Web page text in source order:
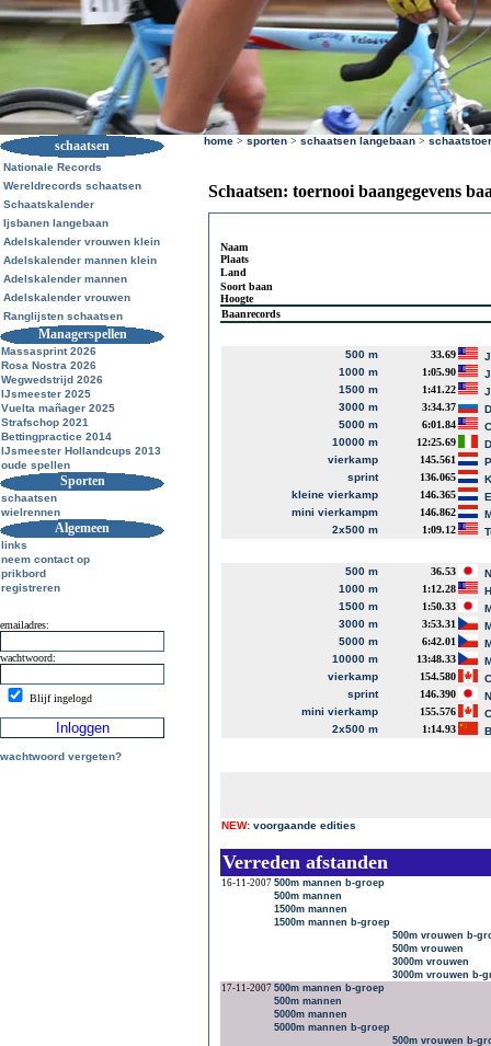
schaatsen
Nationale Records
Wereldrecords schaatsen
Schaatskalender
Ijsbanen langebaan
Adelskalender vrouwen klein
Adelskalender mannen klein
Adelskalender mannen
Adelskalender vrouwen
Ranglijsten schaatsen
Managerspellen
Massasprint 2026
Rosa Nostra 2026
Wegwedstrijd 2026
IJsmeester 2025
Vuelta mañager 2025
Strafschop 2021
Bettingpractice 2014
IJsmeester Hollandcups 2013
oude spellen
Sporten
schaatsen
wielrennen
Algemeen
links
neem contact op
prikbord
registreren
emailadres:
wachtwoord:
Blijf ingelogd
wachtwoord vergeten?
home > sporten > schaatsen langebaan >
Schaatsen: toernooi baangegevens
Naam
Plaats
Land
Soort baan
Hoogte
Baanrecords
500 m 33.69
1000 m
1:05.90
1500 m
1:41.22
3000 m
3:34.37
5000 m
6:01.84
10000 m
12:25.69
vierkamp
145.561
sprint
136.065
kleine vierkamp
146.365
mini vierkampm
146.862
2x500 m
1:09.12
500 m 36.53
1000 m
1:12.28
1500 m
1:50.33
3000 m
3:53.31
5000 m
6:42.01
10000 m
13:48.33
vierkamp
154.580
sprint
146.390
mini vierkamp
155.576
2x500 m
1:14.93
NEW: voorgaande edities
Verreden afstanden
16-11-2007 500m mannen b-groep
500m mannen
1500m mannen
1500m mannen b-groep
500m vrouwen b-
500m vrouwen
3000m vrouwen
3000m vrouwen b-
17-11-2007 500m mannen b-groep
500m mannen
5000m mannen
5000m mannen b-groep
500m vrouwen b-